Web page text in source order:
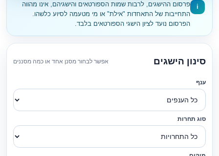
i
פרסום ההישגים, לרבות שמות הספורטאים והישגיהם, אינו מהווה
התחייבות של התאחדות "אילת" או מי מטעמה לסיוע כלשהו.
הפרסום נועד לציון הישגי הספורטאים בלבד.
סינון הישגים אפשר לבחור מסנן אחד או כמה מסננים
ענף
סוג תחרות